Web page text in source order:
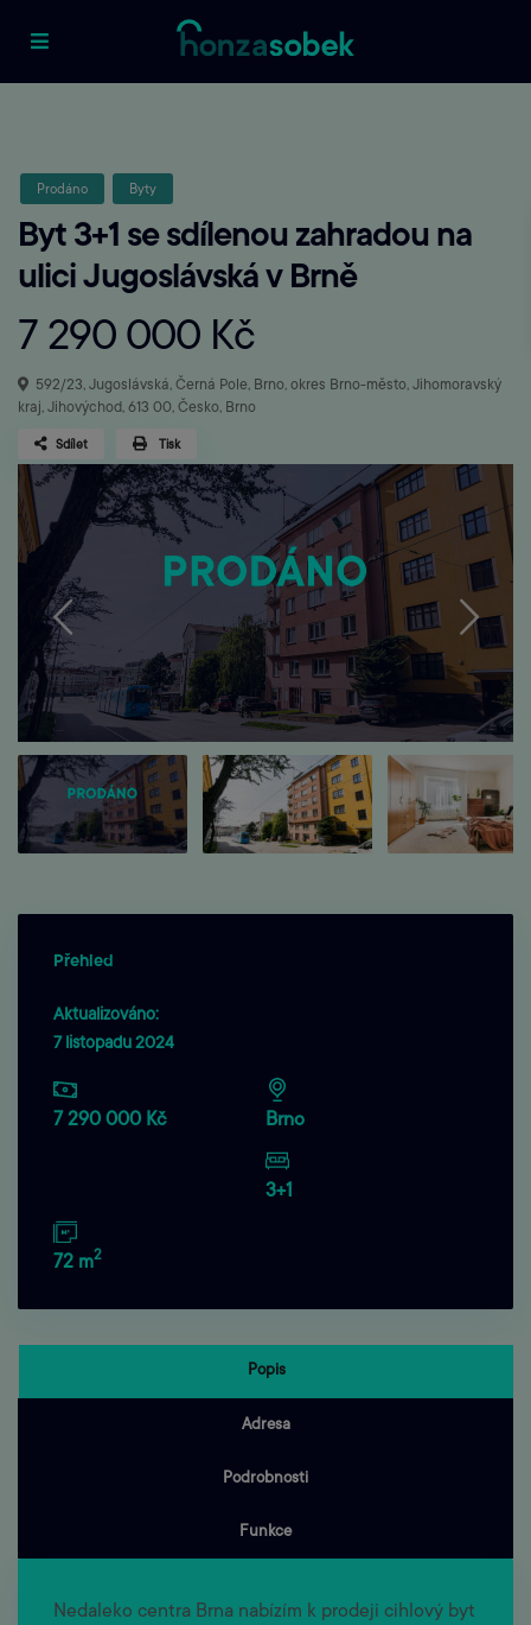
Prodáno Byty
Byt 3+1 se sdílenou zahradou na
ulici Jugoslávská v Brně
7 290 000 Kč
592/23, Jugoslávská, Černá Pole, Brno, okres Brno-město, Jihomoravský
kraj, Jihovýchod, 613 00, Česko, Brno
Sdílet Tisk
Přehled
Aktualizováno:
7 listopadu 2024
7 290 000 Kč Brno
3+1
72 m2
Popis
Adresa
Podrobnosti
Funkce
Nedaleko centra Brna nabízím k prodeji cihlový byt